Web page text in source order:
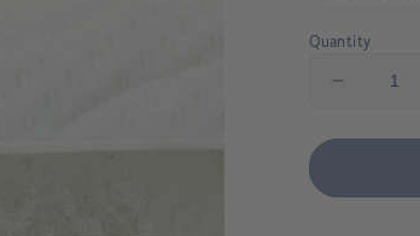
Quantity
for